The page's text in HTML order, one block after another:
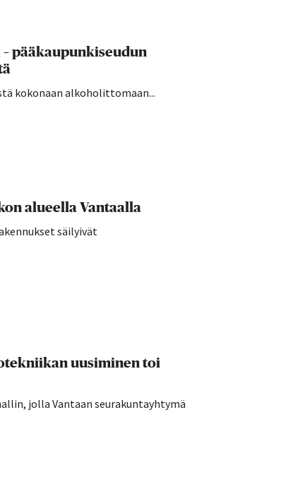
pääkaupunkiseudun
kokonaan alkoholittomaan...
alueella Vantaalla
säilyivät
uusiminen toi
jolla Vantaan seurakuntayhtymä